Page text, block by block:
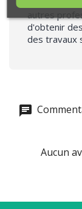
autres
d'obtenir
des travaux
Aucun